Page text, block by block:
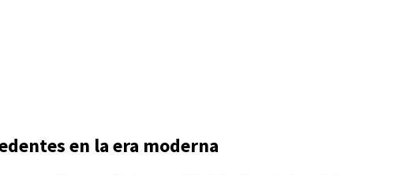
en la era moderna